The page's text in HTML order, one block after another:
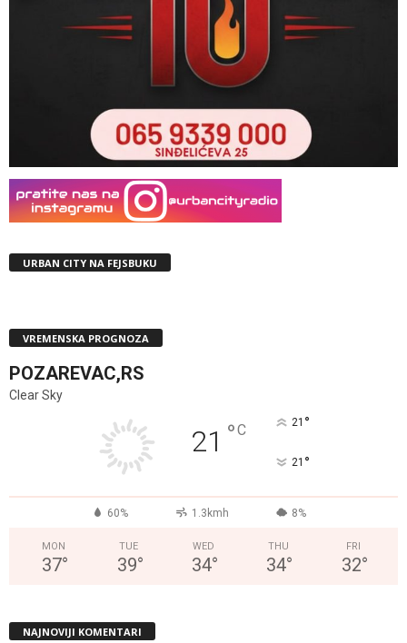
URBAN CITY NA FEJSBUKU
VREMENSKA PROGNOZA
POZAREVAC,RS
Clear Sky
21 °C 21 °
21 °
60% 1.3kmh 8%
MON
37°
TUE
39°
WED
34°
THU
34°
FRI
32°
NAJNOVIJI KOMENTARI